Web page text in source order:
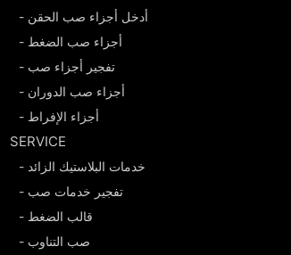
- أدخل أجزاء صب الحقن
- أجزاء صب الضغط
- تفجير أجزاء صب
- أجزاء صب الدوران
- أجزاء الإفراط
SERVICE
- خدمات البلاستيك الزائد
- تفجير خدمات صب
- قالب الضغط
- صب التناوب